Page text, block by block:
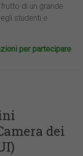
di un grande
studenti e
per partecipare
dei